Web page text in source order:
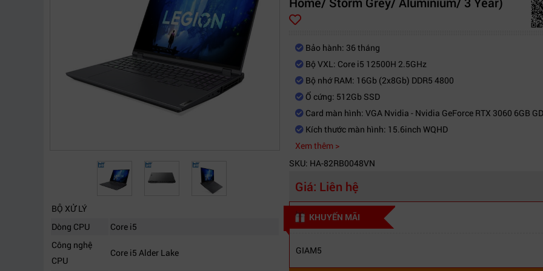
BỘ XỬ LÝ
Dòng CPU
Core i5
Công nghệ
CPU
Core i5 Alder Lake
Bảo hành: 36 tháng
Bộ VXL: Core i5 12500H 2.5GHz
Bộ nhớ RAM: 16Gb (2x8Gb) DDR5 4800
Ổ cứng: 512Gb SSD
Card màn hình: VGA Nvidia - Nvidia GeForce RTX 3060 6GB
Kích thước màn hình: 15.6inch WQHD
Xem thêm >
SKU: HA-82RB0048VN
Giá: Liên hệ
KHUYẾN MÃI
GIAM5